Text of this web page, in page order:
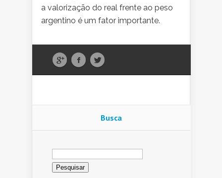
a valorização do real frente ao peso
argentino é um fator importante.
Busca
Pesquisar
por: